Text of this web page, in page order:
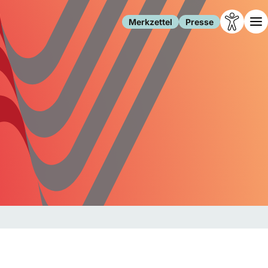
Merkzettel Presse
Leben
Familie
Freizeit
Gesundheit
Internet
Gesellschaft
Forschung
Migration
Polizei